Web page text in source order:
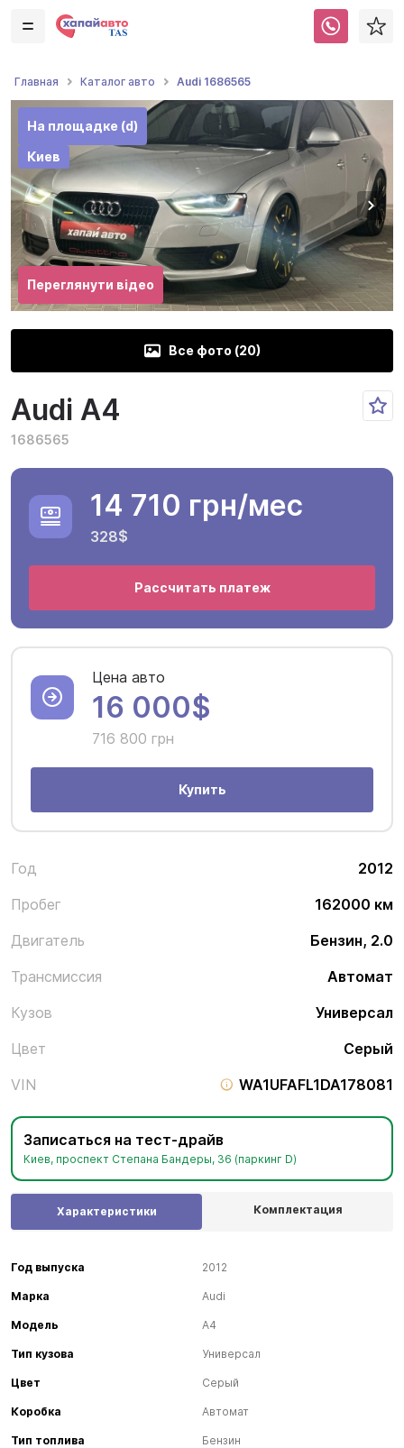
Главная Каталог авто Audi 1686565
На площадке (d)
Киев
Переглянути відео
Все фото (20)
Audi A4
1686565
Год
2012
Пробег
162000 км
Двигатель
Бензин, 2.0
Трансмиссия
Автомат
Кузов
Универсал
Цвет
Серый
VIN
WA1UFAFL1DA178081
Записаться на тест-драйв
Киев, проспект Степана Бандеры, 36 (паркинг D)
14 710 грн/мес
328$
Рассчитать платеж
Цена авто
16 000$
716 800 грн
Купить
Характеристики Комплектация
Год выпуска 2012
Марка Audi
Модель A4
Тип кузова Универсал
Цвет Серый
Коробка Автомат
Тип топлива Бензин